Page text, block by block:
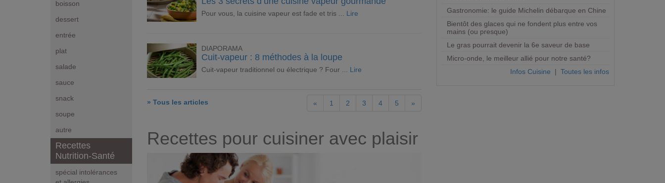
boisson
dessert
entrée
plat
salade
sauce
snack
soupe
autre
Recettes
Nutrition-Santé
spécial intolérances
Pour vous, la cuisine vapeur est fade et tris ... Lire
DIAPORAMA
Cuit-vapeur : 8 méthodes à la loupe
Cuit-vapeur traditionnel ou électrique ? Four ... Lire
» Tous les articles « 1 2 3 4 5 »
Recettes pour cuisiner avec plaisir
Gastronomie: le guide Michelin débarque en Chine
Bientôt des glaces qui ne fondent plus entre vos
mains (ou presque)
Le gras pourrait devenir la 6e saveur de base
Micro-onde, le meilleur allié pour notre santé?
Infos Cuisine | Toutes les infos